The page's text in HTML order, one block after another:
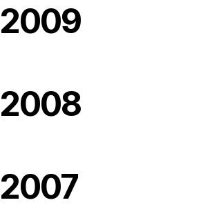
2009
2008
2007